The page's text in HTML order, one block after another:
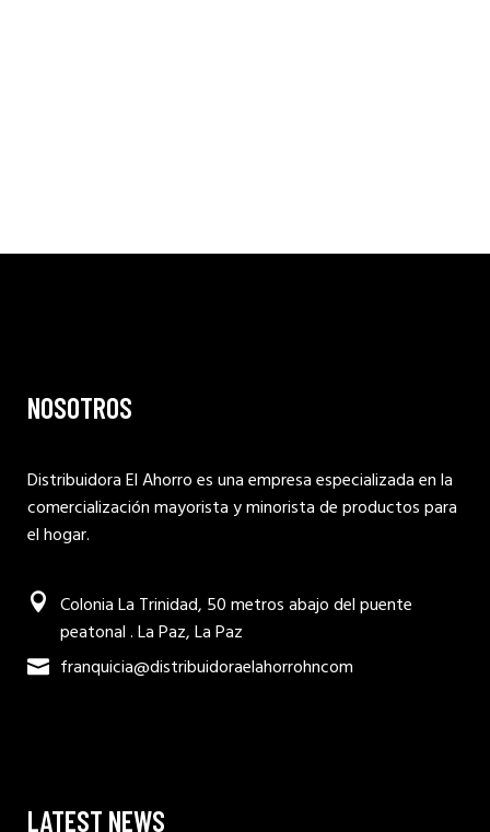
NOSOTROS
Distribuidora El Ahorro es una empresa especializada en la
comercialización mayorista y minorista de productos para
el hogar.
Colonia La Trinidad, 50 metros abajo del puente
peatonal . La Paz, La Paz
franquicia@distribuidoraelahorrohncom
LATEST NEWS